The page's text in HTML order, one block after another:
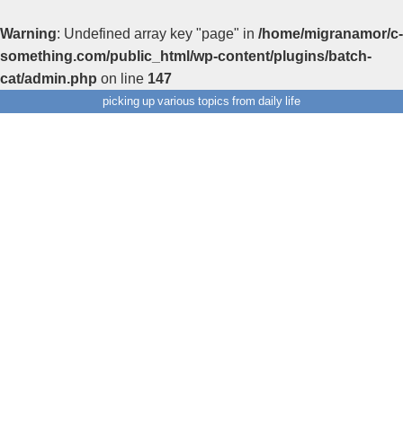
Warning: Undefined array key "page" in /home/migranamor/c-
something.com/public_html/wp-content/plugins/batch-
cat/admin.php on line 147
picking up various topics from daily life